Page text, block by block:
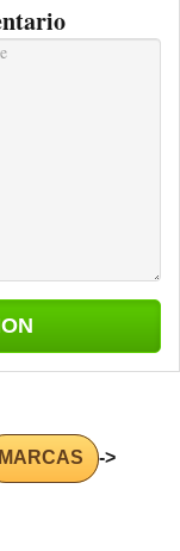
MARCAS ->